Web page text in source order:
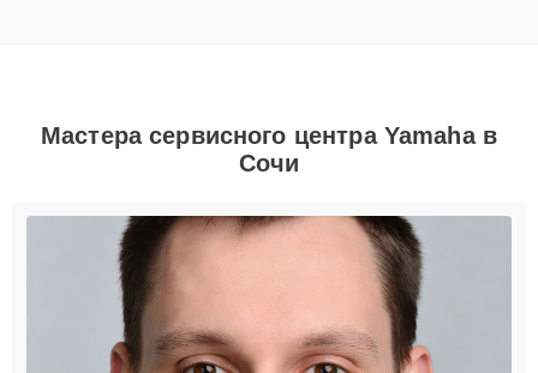
Мастера сервисного центра Yamaha в
Сочи